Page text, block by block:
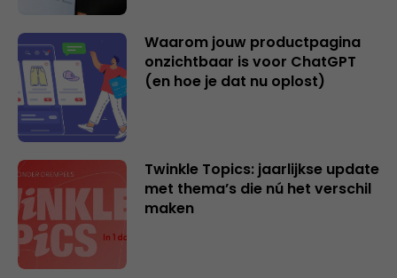
Waarom jouw productpagina
onzichtbaar is voor ChatGPT
(en hoe je dat nu oplost)
Twinkle Topics: jaarlijkse update
met thema’s die nú het verschil
maken